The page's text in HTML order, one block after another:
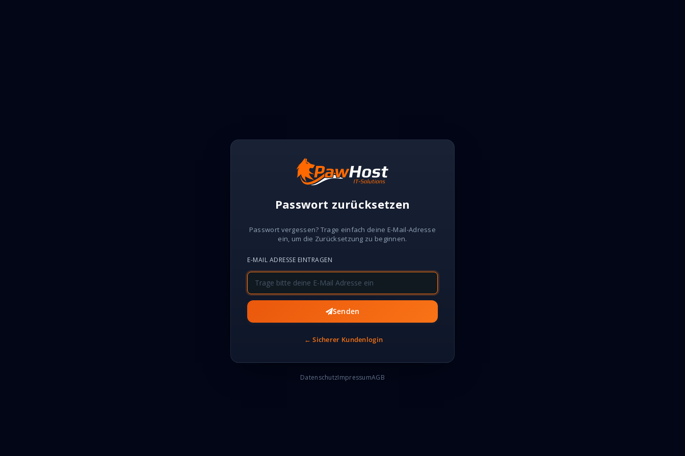
Passwort zurücksetzen
Passwort vergessen? Trage einfach deine E-Mail-Adresse
ein, um die Zurücksetzung zu beginnen.
E-MAIL ADRESSE EINTRAGEN
Senden
← Sicherer Kundenlogin
DatenschutzImpressumAGB